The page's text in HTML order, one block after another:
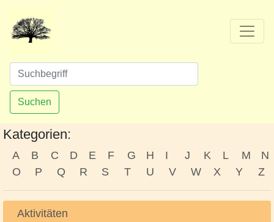
Suchen
Kategorien:
A B C D E F G H I J K L M
N
O
P Q R S T U V W X Y Z
Aktivitäten